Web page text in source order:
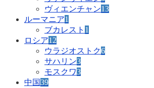
ヴィエンチャン13
ルーマニア1
ブカレスト 1
ロシア12
ウラジオストク6
サハリン3
モスクワ3
中国39